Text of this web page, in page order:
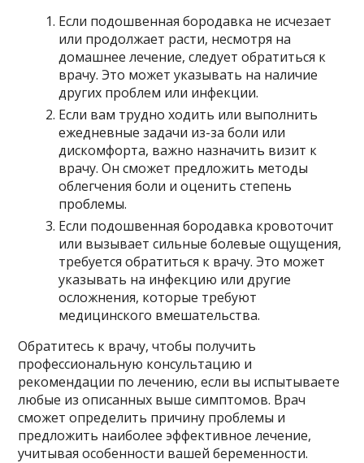
Если подошвенная бородавка не исчезает
или продолжает расти, несмотря на
домашнее лечение, следует обратиться к
врачу. Это может указывать на наличие
других проблем или инфекции.
Если вам трудно ходить или выполнить
ежедневные задачи из-за боли или
дискомфорта, важно назначить визит к
врачу. Он сможет предложить методы
облегчения боли и оценить степень
проблемы.
Если подошвенная бородавка кровоточит
или вызывает сильные болевые ощущения,
требуется обратиться к врачу. Это может
указывать на инфекцию или другие
осложнения, которые требуют
медицинского вмешательства.
Обратитесь к врачу, чтобы получить
профессиональную консультацию и
рекомендации по лечению, если вы испытываете
любые из описанных выше симптомов. Врач
сможет определить причину проблемы и
предложить наиболее эффективное лечение,
учитывая особенности вашей беременности.